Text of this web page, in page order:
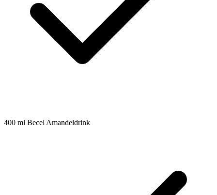
400 ml Becel Amandeldrink